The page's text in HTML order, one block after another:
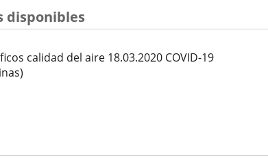
externa.
disponibles
calidad del aire 18.03.2020 COVID-19